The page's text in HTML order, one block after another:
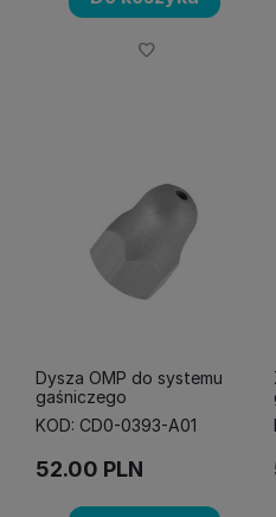
Dysza OMP do systemu
gaśniczego
KOD: CD0-0393-A01
52.00 PLN